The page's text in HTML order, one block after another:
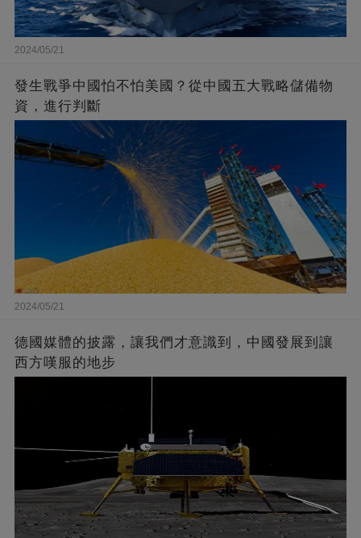
2024/05/21
發生戰爭中國怕不怕美國？從中國五大戰略儲備物
資，進行判斷
2024/05/21
德國媒體的披露，讓我們才意識到，中國發展到讓
西方嘆服的地步